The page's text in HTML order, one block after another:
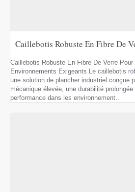
Caillebotis Robuste En Fibre De
Caillebotis Robuste En Fibre De Verre
Environnements Exigeants Le caillebotis robuste en fibre de verre est
une solution de plancher industriel conçue
mécanique élevée, une durabilité
performance dans les environnement..